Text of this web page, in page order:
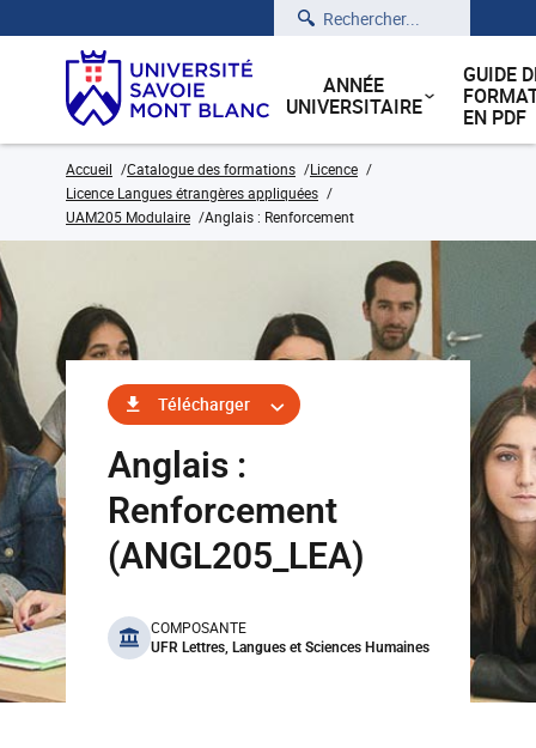
Rechercher
ANNÉE
UNIVERSITAIRE
GUIDE
EN PDF
Accueil Catalogue des formations
Licence
Licence Langues étrangères appliquées
UAM205 Modulaire
Anglais : Renforcement
Télécharger
Anglais :
Renforcement
(ANGL205_LEA)
benefits
COMPOSANTE
UFR Lettres, Langues et Sciences Humaines